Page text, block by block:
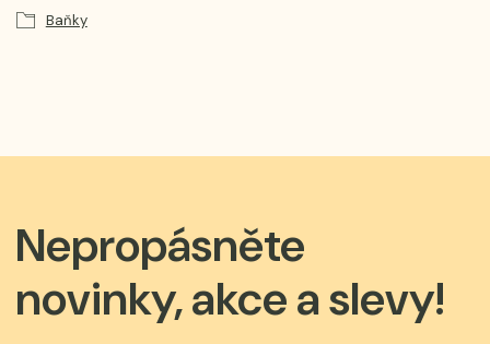
Baňky
Nepropásněte
novinky, akce a slevy!